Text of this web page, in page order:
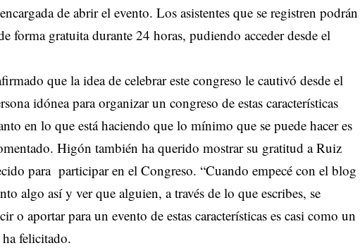
de abrir el evento. Los asistentes que se registren podrán
forma gratuita durante 24 horas, pudiendo acceder desde el
que la idea de celebrar este congreso le cautivó desde el
idónea para organizar un congreso de estas características
en lo que está haciendo que lo mínimo que se puede hacer es
Higón también ha querido mostrar su gratitud a Ruiz
para participar en el Congreso. “Cuando empecé con el blog
algo así y ver que alguien, a través de lo que escribes, se
o aportar para un evento de estas características es casi como un
felicitado.